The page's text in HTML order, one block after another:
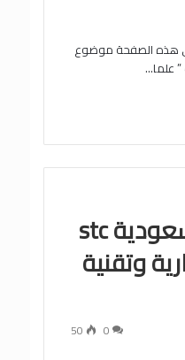
في هذه الصفحة موضوع
شركة الاتصالات السعودية stc
وتقنية
0
50